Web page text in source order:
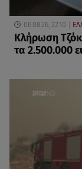
06.08.26, 22:10
Κλήρωση
τα 2.500.000